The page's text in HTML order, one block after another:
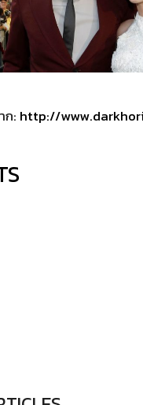
ก: http://